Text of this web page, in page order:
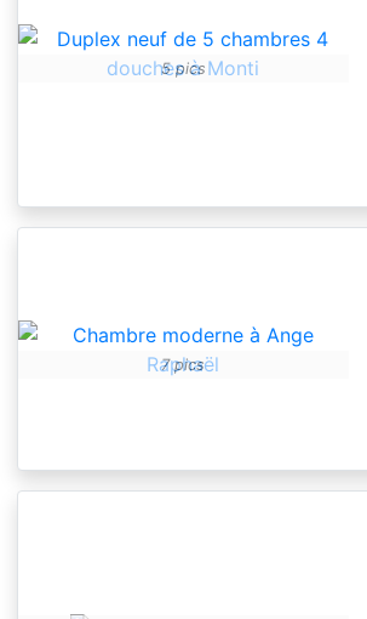
5 pics
7 pics